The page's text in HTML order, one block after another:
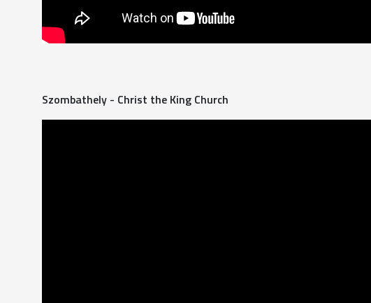
Szombathely - Christ the King Church